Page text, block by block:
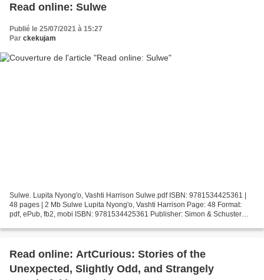
Read online: Sulwe
Publié le 25/07/2021 à 15:27
Par ckekujam
Sulwe. Lupita Nyong'o, Vashti Harrison Sulwe.pdf ISBN: 9781534425361 |
48 pages | 2 Mb Sulwe Lupita Nyong'o, Vashti Harrison Page: 48 Format:
pdf, ePub, fb2, mobi ISBN: 9781534425361 Publisher: Simon & Schuster
Read online: ArtCurious: Stories of the
Unexpected, Slightly Odd, and Strangely